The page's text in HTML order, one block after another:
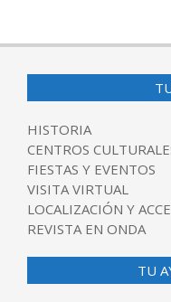
HISTORIA
CENTROS
FIESTAS Y EVENTOS
VISITA VIRTUAL
LOCALIZACIÓN Y
REVISTA EN ONDA
TU